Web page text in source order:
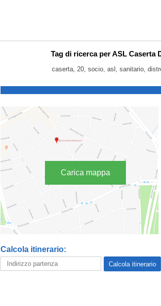
Tag di ricerca per ASL Caserta
caserta, 20, socio, asl, sanitario,
Carica mappa
Calcola itinerario: